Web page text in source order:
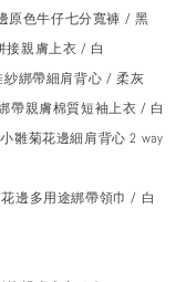
原色牛仔七分寬褲 / 黑
接親膚上衣 / 白
綁帶細肩背心 / 柔灰
帶親膚棉質短袖上衣 / 白
雛菊花邊細肩背心 2 way
邊多用途綁帶領巾 / 白